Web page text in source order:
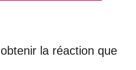
la réaction que